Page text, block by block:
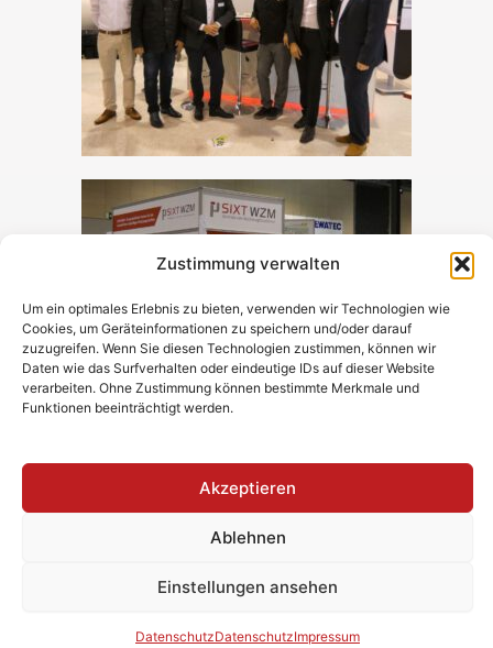
Zustimmung verwalten
Um ein optimales Erlebnis zu bieten, verwenden wir Technologien wie
Cookies, um Geräteinformationen zu speichern und/oder darauf
zuzugreifen. Wenn Sie diesen Technologien zustimmen, können wir
Daten wie das Surfverhalten oder eindeutige IDs auf dieser Website
verarbeiten. Ohne Zustimmung können bestimmte Merkmale und
Funktionen beeinträchtigt werden.
Akzeptieren
Ablehnen
Einstellungen ansehen
DatenschutzDatenschutzImpressum
Kontakt
Datenschutz